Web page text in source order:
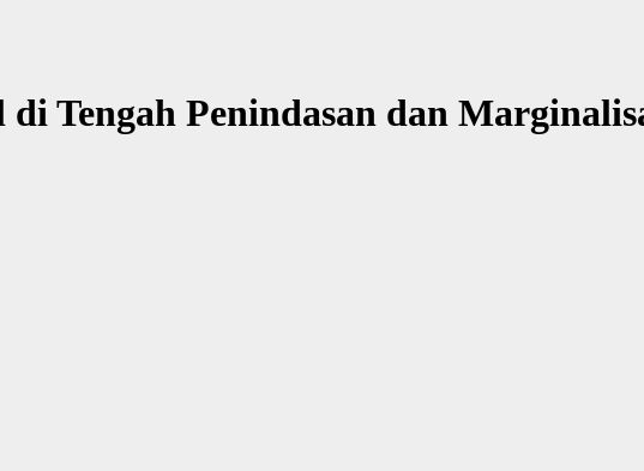
Tengah Penindasan dan